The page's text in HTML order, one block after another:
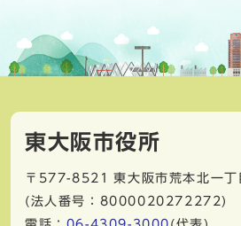
東大阪市役所
〒577-8521
東大阪市荒本北一
(法人番号：8000020272272)